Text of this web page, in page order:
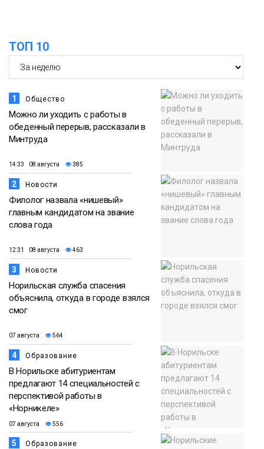
Новости
ТОП 10
1 Общество
Можно ли уходить с работы в
обеденный перерыв, рассказали в
Минтруда
14:33 08 августа 385
2 Новости
Филолог назвала «нишевый»
главным кандидатом на звание
слова года
12:31 08 августа 463
3 Новости
Норильская служба спасения
объяснила, откуда в городе взялся
смог
07 августа 564
4 Образование
В Норильске абитуриентам
предлагают 14 специальностей с
перспективой работы в
«Норникеле»
07 августа 556
5 Образование